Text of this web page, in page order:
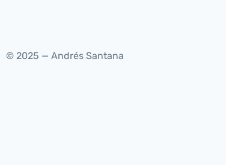
© 2025 — Andrés Santana